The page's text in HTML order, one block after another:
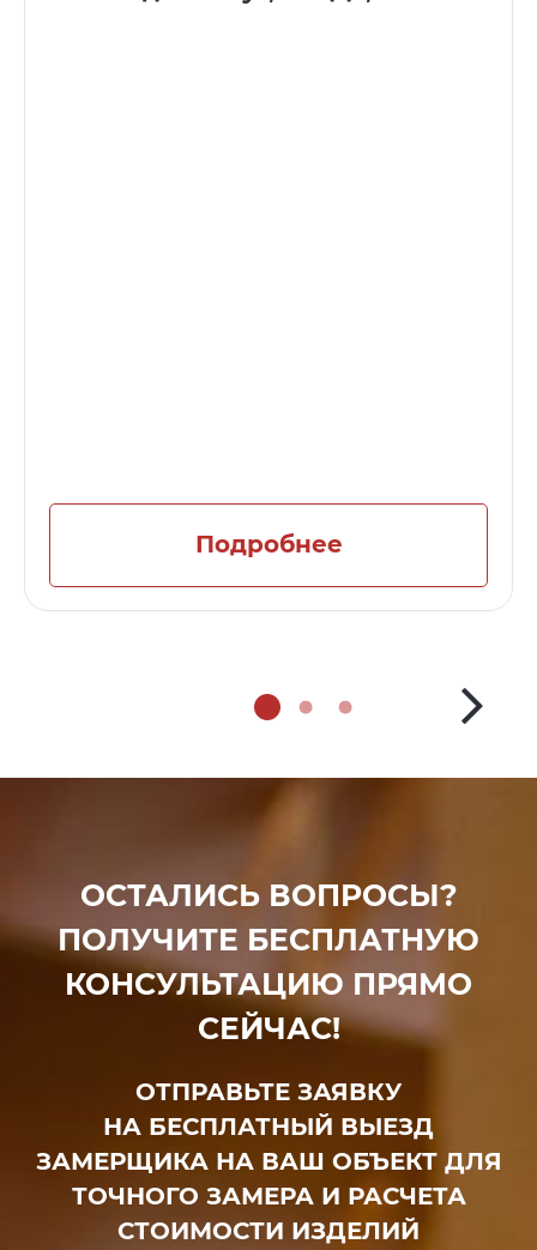
Подробнее
ОСТАЛИСЬ ВОПРОСЫ?
ПОЛУЧИТЕ БЕСПЛАТНУЮ
КОНСУЛЬТАЦИЮ ПРЯМО
СЕЙЧАС!
ОТПРАВЬТЕ ЗАЯВКУ
НА БЕСПЛАТНЫЙ ВЫЕЗД
ЗАМЕРЩИКА НА ВАШ ОБЪЕКТ ДЛЯ
ТОЧНОГО ЗАМЕРА И РАСЧЕТА
СТОИМОСТИ ИЗДЕЛИЙ